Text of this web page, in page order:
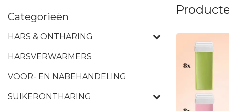
Categorieën
HARS & ONTHARING
HARSVERWARMERS
VOOR- EN NABEHANDELING
SUIKERONTHARING